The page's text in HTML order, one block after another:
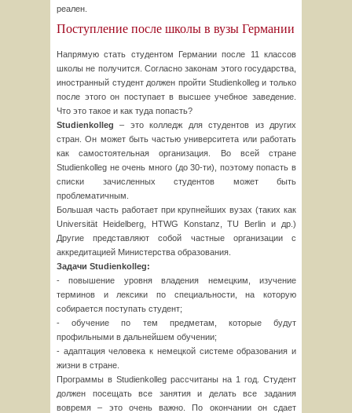
реален.
Поступление после школы в вузы Германии
Напрямую стать студентом Германии после 11 классов
школы не получится. Согласно законам этого государства,
иностранный студент должен пройти Studienkolleg и только
после этого он поступает в высшее учебное заведение.
Что это такое и как туда попасть?
Studienkolleg– это колледж для студентов из других
стран. Он может быть частью университета или работать
как самостоятельная организация. Во всей стране
Studienkolleg не очень много (до 30-ти), поэтому попасть в
списки зачисленных студентов может быть
проблематичным.
Большая часть работает при крупнейших вузах (таких как
Universität Heidelberg, HTWG Konstanz, TU Berlin и др.)
Другие представляют собой частные организации с
аккредитацией Министерства образования.
Задачи Studienkolleg:
- повышение уровня владения немецким, изучение
терминов и лексики по специальности, на которую
собирается поступать студент;
- обучение по тем предметам, которые будут
профильными в дальнейшем обучении;
- адаптация человека к немецкой системе образования и
жизни в стране.
Программы в Studienkolleg рассчитаны на 1 год. Студент
должен посещать все занятия и делать все задания
вовремя – это очень важно. По окончании он сдает